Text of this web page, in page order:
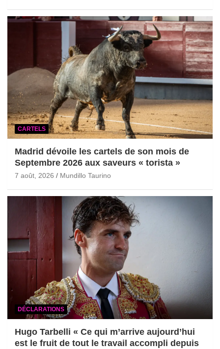
CARTELS
Madrid dévoile les cartels de son mois de
Septembre 2026 aux saveurs « torista »
7 août, 2026 Mundillo Taurino
DÉCLARATIONS
Hugo Tarbelli « Ce qui m’arrive aujourd’hui
est le fruit de tout le travail accompli depuis